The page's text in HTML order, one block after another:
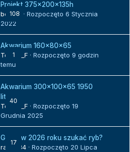
108
Projekt 375x200x135h
bojack · Rozpoczęto 6 Stycznia
2022
1
Akwarium 160x80x65
Tomek_F · Rozpoczęto 9 godzin
temu
40
Akwarium 300x100x65 1950
litrów
Tomek_F · Rozpoczęto 19
Grudnia 2025
17
Gdzie w 2026 roku szukać ryb?
radek84 · Rozpoczęto 20 Lipca